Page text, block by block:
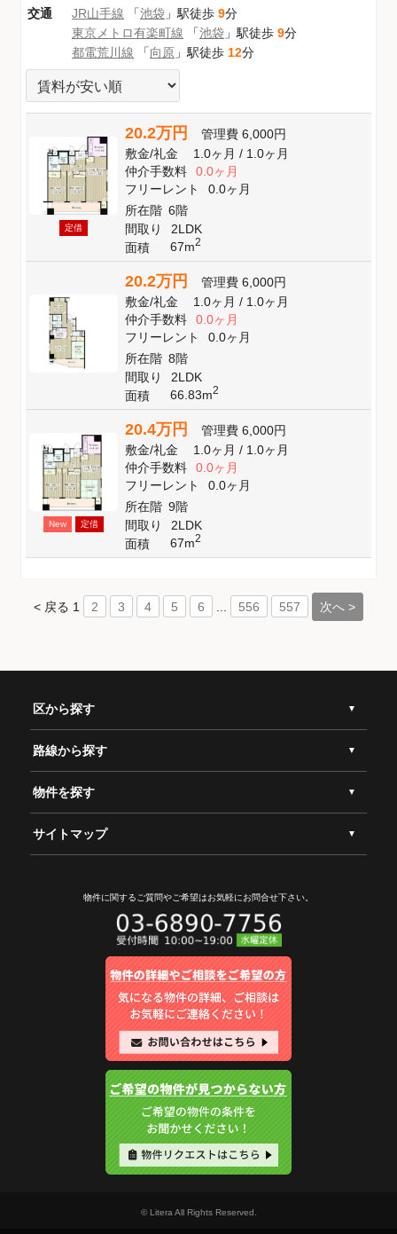
交通
JR山手線 「池袋 」駅徒歩 9分
東京メトロ有楽町線 「池袋 」駅徒歩 9分
都電荒川線 「向原 」駅徒歩 12分
定借
20.2万円 管理費 6,000円
敷金/礼金 1.0ヶ月/ 1.0ヶ月
仲介手数料
0.0ヶ月
フリーレント
0.0ヶ月
所在階 6階
間取り
2LDK
面積
67m2
20.2万円 管理費 6,000円
敷金/礼金 1.0ヶ月/ 1.0ヶ月
仲介手数料
0.0ヶ月
フリーレント
0.0ヶ月
所在階 8階
間取り
2LDK
面積
66.83m2
New 定借
20.4万円 管理費 6,000円
敷金/礼金 1.0ヶ月/ 1.0ヶ月
仲介手数料
0.0ヶ月
フリーレント
0.0ヶ月
所在階 9階
間取り
2LDK
面積
67m2
< 戻る 1 2 3 4 5 6 556 557 次へ >
区から探す
路線から探す
物件を探す
サイトマップ
物件に関するご質問やご希望はお気軽にお問合せ下さい。
© Litera All Rights Reserved.